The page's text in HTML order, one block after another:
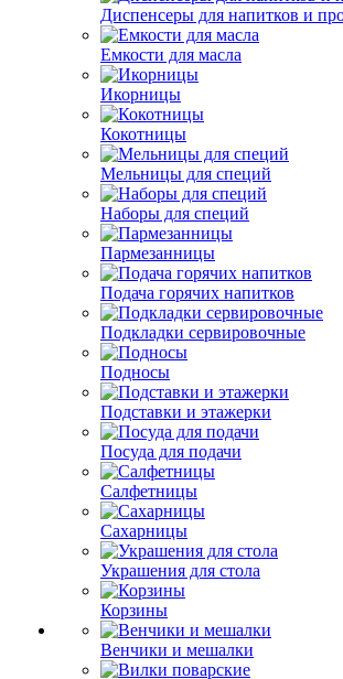
Диспенсеры для напитков и
Емкости для масла
Икорницы
Кокотницы
Мельницы для специй
Наборы для специй
Пармезанницы
Подача горячих напитков
Подкладки сервировочные
Подносы
Подставки и этажерки
Посуда для подачи
Салфетницы
Сахарницы
Украшения для стола
Корзины
Венчики и мешалки